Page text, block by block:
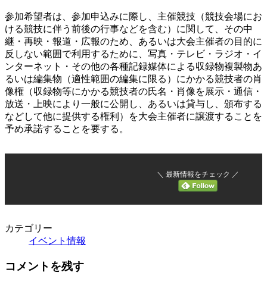
参加希望者は、参加申込みに際し、主催競技（競技会場にお
ける競技に伴う前後の行事などを含む）に関して、その中
継・再映・報道・広報のため、あるいは大会主催者の目的に
反しない範囲で利用するために、写真・テレビ・ラジオ・イ
ンターネット・その他の各種記録媒体による収録物複製物あ
るいは編集物（適性範囲の編集に限る）にかかる競技者の肖
像権（収録物等にかかる競技者の氏名・肖像を展示・通信・
放送・上映により一般に公開し、あるいは貸与し、頒布する
などして他に提供する権利）を大会主催者に譲渡することを
予め承諾することを要する。
＼ 最新情報をチェック ／
カテゴリー
イベント情報
コメントを残す